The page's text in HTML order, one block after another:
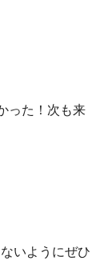
った！次も来
いようにぜひ